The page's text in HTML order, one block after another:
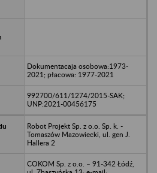
Dokumentacaja osobowa:1973-
2021; płacowa: 1977-2021
992700/611/1274/2015-SAK;
UNP:2021-00456175
Robot Projekt Sp. z o.o. Sp. k. -
Tomaszów Mazowiecki, ul. gen J.
Hallera 2
COKOM Sp. z o.o. – 91-342 Łódź,